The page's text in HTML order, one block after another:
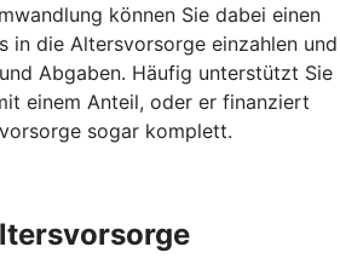
können Sie dabei einen
in die Altersvorsorge einzahlen und
Abgaben. Häufig unterstützt Sie
einem Anteil, oder er finanziert
sogar komplett.